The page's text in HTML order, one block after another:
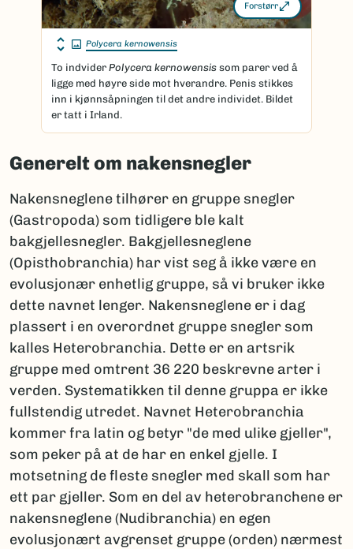
Forstørr
Polycera kernowensis
To indvider Polycera kernowensis som parer ved å
ligge med høyre side mot hverandre. Penis stikkes
inn i kjønnsåpningen til det andre individet. Bildet
er tatt i Irland.
Generelt om nakensnegler
Nakensneglene tilhører en gruppe snegler
(Gastropoda) som tidligere ble kalt
bakgjellesnegler. Bakgjellesneglene
(Opisthobranchia) har vist seg å ikke være en
evolusjonær enhetlig gruppe, så vi bruker ikke
dette navnet lenger. Nakensneglene er i dag
plassert i en overordnet gruppe snegler som
kalles Heterobranchia. Dette er en artsrik
gruppe med omtrent 36 220 beskrevne arter i
verden. Systematikken til denne gruppa er ikke
fullstendig utredet. Navnet Heterobranchia
kommer fra latin og betyr "de med ulike gjeller",
som peker på at de har en enkel gjelle. I
motsetning de fleste snegler med skall som har
ett par gjeller. Som en del av heterobranchene er
nakensneglene (Nudibranchia) en egen
evolusjonært avgrenset gruppe (orden) nærmest